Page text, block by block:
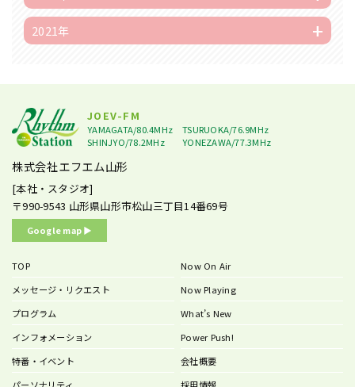
2021年
JOEV-FM
YAMAGATA/80.4MHz
TSURUOKA/76.9MHz
SHINJYO/78.2MHz
YONEZAWA/77.3MHz
株式会社エフエム山形
[本社・スタジオ]
〒990-9543 山形県山形市松山三丁目14番69号
Google map ▶︎
TOP
メッセージ・リクエスト
プログラム
インフォメーション
特番・イベント
Now On Air
Now Playing
What’s New
Power Push!
会社概要